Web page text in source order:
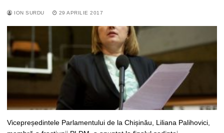
ION SURDU 29 APRILIE 2017
Vicepreședintele Parlamentului de la Chișinău, Liliana Palihovici,